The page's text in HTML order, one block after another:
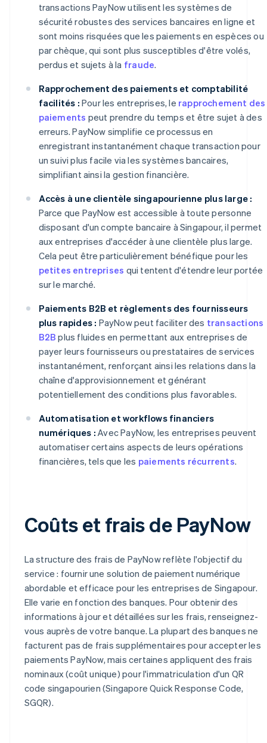
transactions PayNow utilisent les systèmes de
sécurité robustes des services bancaires en ligne et
sont moins risquées que les paiements en espèces ou
par chèque, qui sont plus susceptibles d'être volés,
perdus et sujets à la fraude.
Rapprochement des paiements et comptabilité
facilités : Pour les entreprises, le rapprochement des
paiements peut prendre du temps et être sujet à des
erreurs. PayNow simplifie ce processus en
enregistrant instantanément chaque transaction pour
un suivi plus facile via les systèmes bancaires,
simplifiant ainsi la gestion financière.
Accès à une clientèle singapourienne plus large :
Parce que PayNow est accessible à toute personne
disposant d'un compte bancaire à Singapour, il permet
aux entreprises d'accéder à une clientèle plus large.
Cela peut être particulièrement bénéfique pour les
petites entreprises qui tentent d'étendre leur portée
sur le marché.
Paiements B2B et règlements des fournisseurs
plus rapides : PayNow peut faciliter des transactions
B2B plus fluides en permettant aux entreprises de
payer leurs fournisseurs ou prestataires de services
instantanément, renforçant ainsi les relations dans la
chaîne d'approvisionnement et générant
potentiellement des conditions plus favorables.
Automatisation et workflows financiers
numériques : Avec PayNow, les entreprises peuvent
automatiser certains aspects de leurs opérations
financières, tels que les paiements récurrents.
Coûts et frais de PayNow
La structure des frais de PayNow reflète l'objectif du
service : fournir une solution de paiement numérique
abordable et efficace pour les entreprises de Singapour.
Elle varie en fonction des banques. Pour obtenir des
informations à jour et détaillées sur les frais, renseignez-
vous auprès de votre banque. La plupart des banques ne
facturent pas de frais supplémentaires pour accepter les
paiements PayNow, mais certaines appliquent des frais
nominaux (coût unique) pour l'immatriculation d'un QR
code singapourien (Singapore Quick Response Code,
SGQR).